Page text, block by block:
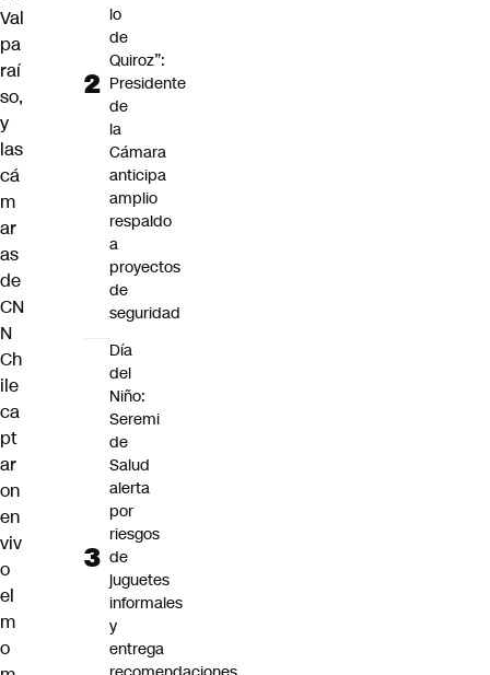
Val
pa
raí
so,
y
las
cá
m
ar
as
de
CN
N
Ch
ile
ca
pt
ar
on
en
viv
o
el
m
o
lo
de
Quiroz”:
Presidente
de
la
Cámara
anticipa
amplio
respaldo
a
proyectos
de
seguridad
Día
del
Niño:
Seremi
de
Salud
alerta
por
riesgos
de
juguetes
informales
y
entrega